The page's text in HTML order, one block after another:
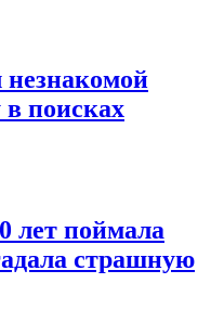
поисках
лет поймала
страшную